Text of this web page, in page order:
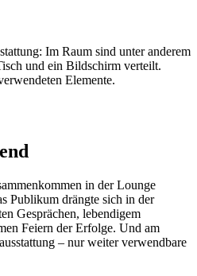
in der Lounge
Publikum drängte sich in der
Gesprächen, lebendigem
Feiern der Erfolge. Und am
– nur weiter verwendbare